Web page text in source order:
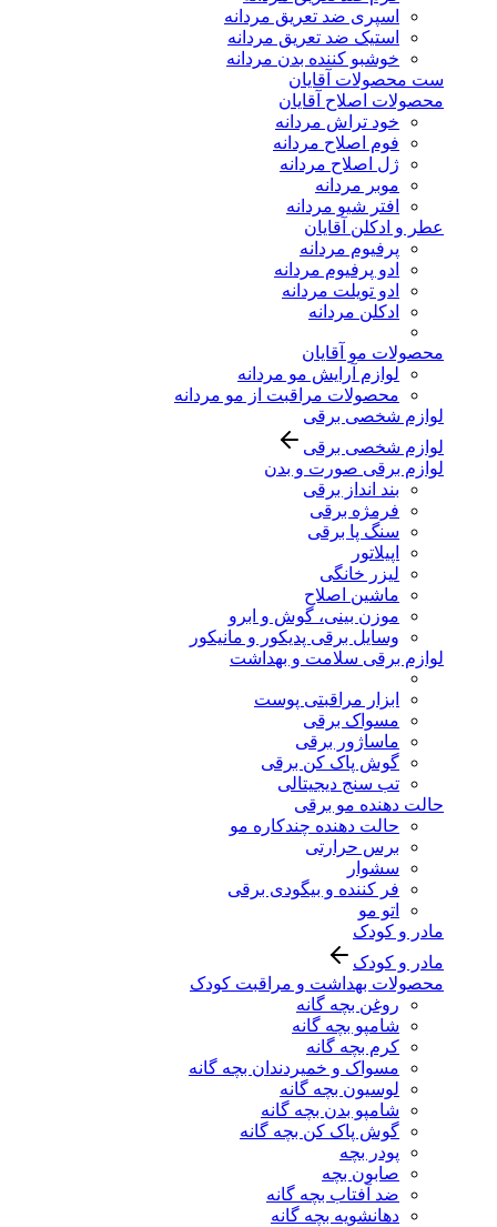
اسپری ضد تعریق مردانه
استیک ضد تعریق مردانه
خوشبو کننده بدن مردانه
ست محصولات آقایان
محصولات اصلاح آقایان
خود تراش مردانه
فوم اصلاح مردانه
ژل اصلاح مردانه
موبر مردانه
افتر شیو مردانه
عطر و ادکلن آقایان
پرفیوم مردانه
ادو پرفیوم مردانه
ادو تویلت مردانه
ادکلن مردانه
محصولات مو آقایان
لوازم آرایش مو مردانه
محصولات مراقبت از مو مردانه
لوازم شخصی برقی
لوازم شخصی برقی
لوازم برقی صورت و بدن
بند انداز برقی
فرمژه برقی
سنگ پا برقی
اپیلاتور
لیزر خانگی
ماشین اصلاح
موزن بینی، گوش و ابرو
وسایل برقی پدیکور و مانیکور
لوازم برقی سلامت و بهداشت
ابزار مراقبتی پوست
مسواک برقی
ماساژور برقی
گوش پاک کن برقی
تب سنج دیجیتالی
حالت دهنده مو برقی
حالت دهنده چندکاره مو
برس حرارتی
سشوار
فر کننده و بیگودی برقی
اتو مو
مادر و کودک
مادر و کودک
محصولات بهداشت و مراقبت کودک
روغن بچه گانه
شامپو بچه گانه
کرم بچه گانه
مسواک و خمیردندان بچه گانه
لوسیون بچه گانه
شامپو بدن بچه گانه
گوش پاک کن بچه گانه
پودر بچه
صابون بچه
ضد آفتاب بچه گانه
دهانشویه بچه گانه